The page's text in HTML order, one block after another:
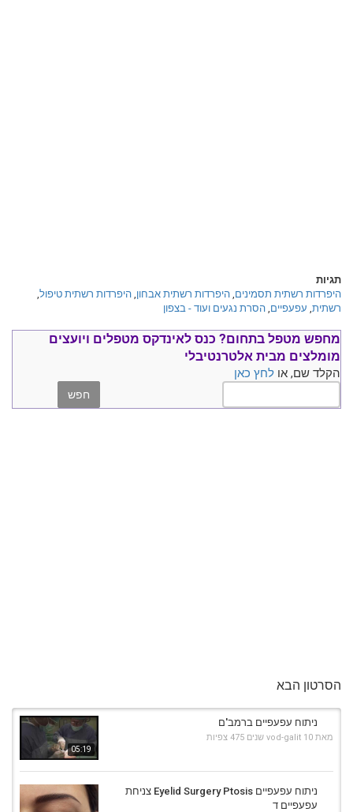
תגיות
היפרדות רשתית תסמינים, היפרדות רשתית אבחון, היפרדות רשתית טיפול,
רשתית, עפעפיים, הסרת נגעים ועוד - בצפון
מחפש מטפל בתחום? כנס לאינדקס מטפלים ויועצים
מומלצים מבית אלטרנטיבלי
הקלד שם, או לחץ כאן
הסרטון הבא
05:19
ניתוח עפעפיים ברמב'ם
מאת vod-galit 10 שנים 475 צפיות
ניתוח עפעפיים Eyelid Surgery Ptosis צניחת
עפעפיים ד